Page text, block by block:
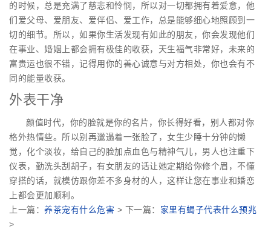
的时候，总是充满了慈悲和怜悯，所以对一切都拥有着爱意，他
们爱父母、爱朋友、爱伴侣、爱工作，总是能够细心地照顾到一
切的细节。所以，如果你生活发现有如此的朋友，你会发现他们
在事业、婚姻上都会拥有极佳的收获，天生福气非常好，未来的
富贵运也很不错，记得用你的善心诚意与对方相处，你也会有不
同的能量收获。
外表干净
颜值时代，你的脸就是你的名片，你长得好看，别人都对你
格外热情些。所以别再邋遢着一张脸了，女生少睡十分钟的懒
觉，化个淡妆，给自己的脸加点血色与精神气儿，男人也注重下
仪表，勤洗头刮胡子，有女朋友的话让她定期给你修个眉，不懂
穿搭的话，就模仿跟你差不多身材的人，这样让您在事业和婚恋
上都会更加顺利。
上一篇： 养茶宠有什么危害 > 下一篇： 家里有蝎子代表什么预兆
>